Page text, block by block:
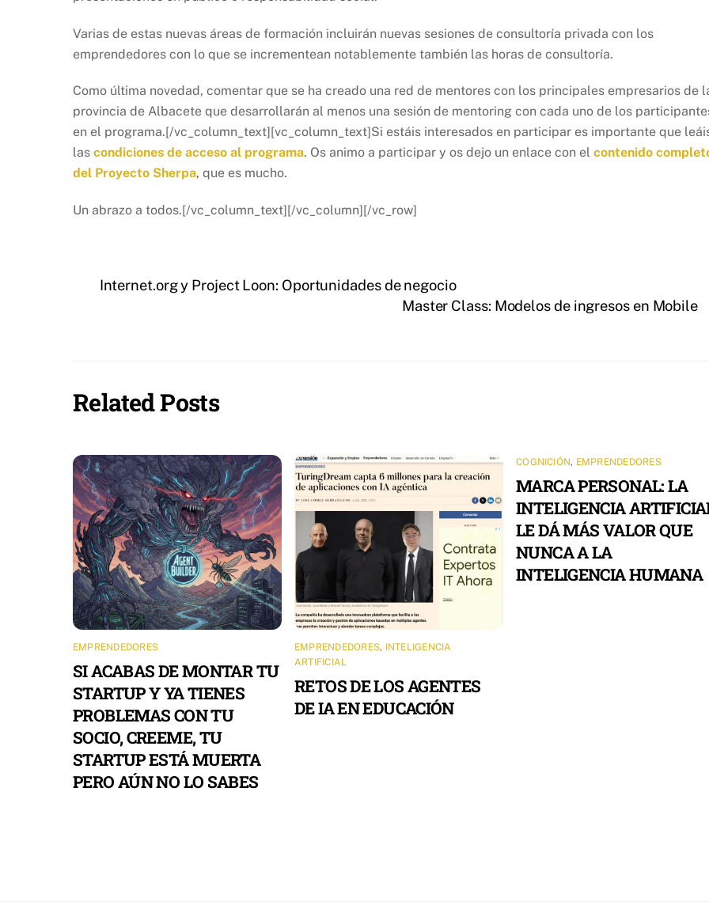
Varias de estas nuevas áreas de formación incluirán nuevas sesiones de consultoría privada con los
emprendedores con lo que se incrementean notablemente también las horas de consultoría.
Como última novedad, comentar que se ha creado una red de mentores con los principales empresarios de
provincia de Albacete que desarrollarán al menos una sesión de mentoring con cada uno de los
en el programa.[/vc_column_text][vc_column_text]Si estáis interesados en participar es importante que
las condiciones de acceso al programa. Os animo a participar y os dejo un enlace con el contenido
del Proyecto Sherpa, que es mucho.
Un abrazo a todos.[/vc_column_text][/vc_column][/vc_row]
Internet.org y Project Loon: Oportunidades de negocio
Master Class: Modelos de ingresos en Mobile
Related Posts
EMPRENDEDORES
SI ACABAS DE MONTAR TU
STARTUP Y YA TIENES
PROBLEMAS CON TU
SOCIO, CREEME, TU
STARTUP ESTÁ MUERTA
PERO AÚN NO LO SABES
EMPRENDEDORES, INTELIGENCIA
ARTIFICIAL
RETOS DE LOS AGENTES
DE IA EN EDUCACIÓN
COGNICIÓN, EMPRENDEDORES
MARCA PERSONAL: LA
INTELIGENCIA
LE DÁ MÁS VALOR QUE
NUNCA A LA
INTELIGENCIA HUMANA